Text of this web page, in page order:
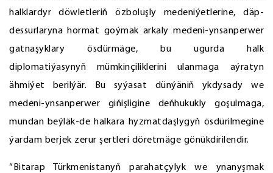
halklardyr döwletleriň özboluşly medeniýetlerine, däp-
dessurlaryna hormat goýmak arkaly medeni-ynsanperwer
gatnaşyklary ösdürmäge, bu ugurda halk
diplomatiýasynyň mümkinçiliklerini ulanmaga aýratyn
ähmiýet berilýär. Bu syýasat dünýäniň ykdysady we
medeni-ynsanperwer giňişligine deňhukukly goşulmaga,
mundan beýläk-de halkara hyzmatdaşlygyň ösdürilmegine
ýardam berjek zerur şertleri döretmäge gönükdirilendir.
“Bitarap Türkmenistanyň parahatçylyk we ynanyşmak